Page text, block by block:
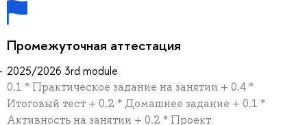
Промежуточная аттестация
2025/2026 3rd module
0.1 * Практическое задание на занятии + 0.4 *
Итоговый тест + 0.2 * Домашнее задание + 0.1 *
Активность на занятии + 0.2 * Проект